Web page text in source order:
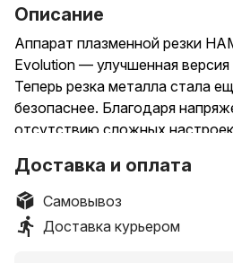
Описание
Аппарат плазменной резки
Evolution — улучшенная
Теперь резка металла стала
безопаснее. Благодаря
отсутствию сложных
так и для новичков. Точное и
мощный и стабильный поток
добиться оптимального
качества резки.
Доставка и оплата
Самовывоз
Доставка курьером